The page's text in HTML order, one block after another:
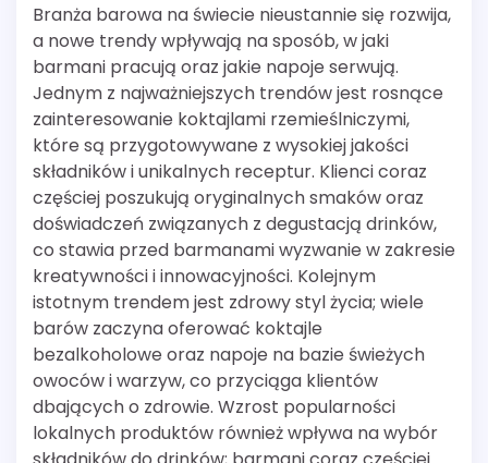
Branża barowa na świecie nieustannie się rozwija,
a nowe trendy wpływają na sposób, w jaki
barmani pracują oraz jakie napoje serwują.
Jednym z najważniejszych trendów jest rosnące
zainteresowanie koktajlami rzemieślniczymi,
które są przygotowywane z wysokiej jakości
składników i unikalnych receptur. Klienci coraz
częściej poszukują oryginalnych smaków oraz
doświadczeń związanych z degustacją drinków,
co stawia przed barmanami wyzwanie w zakresie
kreatywności i innowacyjności. Kolejnym
istotnym trendem jest zdrowy styl życia; wiele
barów zaczyna oferować koktajle
bezalkoholowe oraz napoje na bazie świeżych
owoców i warzyw, co przyciąga klientów
dbających o zdrowie. Wzrost popularności
lokalnych produktów również wpływa na wybór